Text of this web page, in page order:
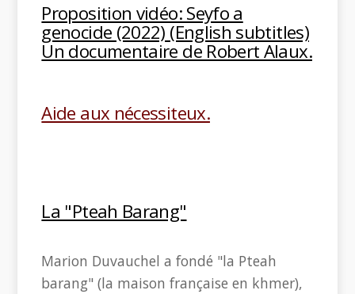
Proposition vidéo: Seyfo a
genocide (2022) (English subtitles)
Un documentaire de Robert Alaux.
Aide aux nécessiteux.
La "Pteah Barang"
Marion Duvauchel a fondé "la Pteah
barang" (la maison française en khmer),